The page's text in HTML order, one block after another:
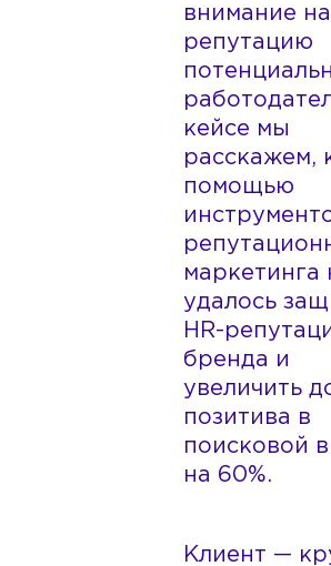
внимание на
репутацию
кейсе мы
расскажем,
помощью
маркетинга
удалось
HR-
бренда и
увеличить
позитива в
поисковой
на 60%.
Клиент —